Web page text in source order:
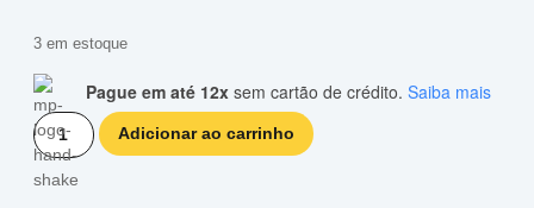
3 em estoque
Pague em até 12x sem cartão de crédito. Saiba mais
Adicionar ao carrinho